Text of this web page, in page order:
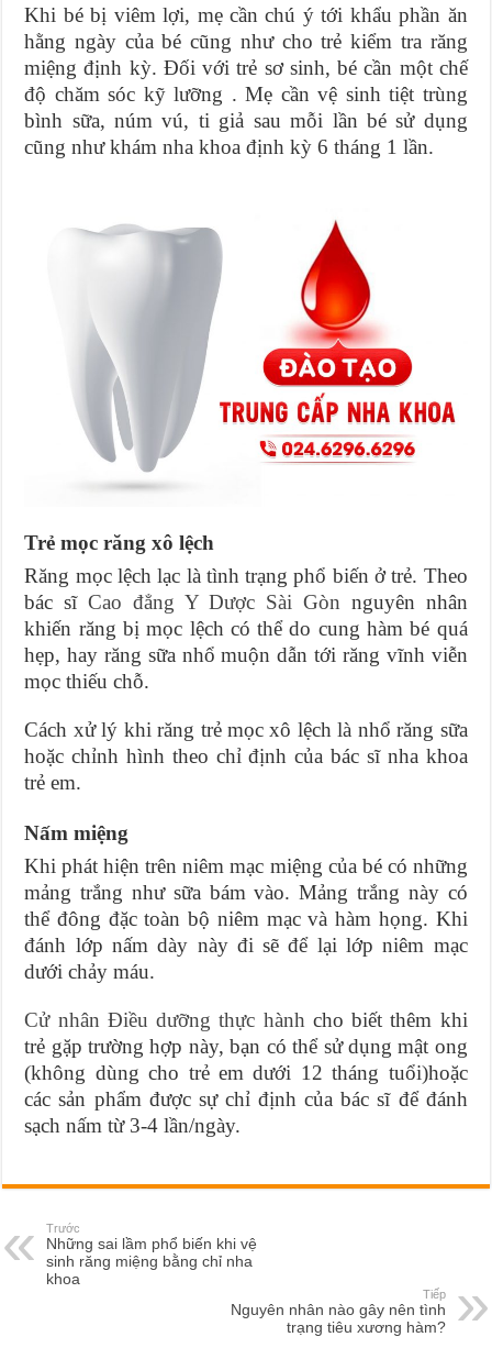
Khi bé bị viêm lợi, mẹ cần chú ý tới khẩu phần ăn
hằng ngày của bé cũng như cho trẻ kiểm tra răng
miệng định kỳ. Đối với trẻ sơ sinh, bé cần một chế
độ chăm sóc kỹ lưỡng . Mẹ cần vệ sinh tiệt trùng
bình sữa, núm vú, ti giả sau mỗi lần bé sử dụng
cũng như khám nha khoa định kỳ 6 tháng 1 lần.
Trẻ mọc răng xô lệch
Răng mọc lệch lạc là tình trạng phổ biến ở trẻ. Theo
bác sĩ Cao đẳng Y Dược Sài Gòn nguyên nhân
khiến răng bị mọc lệch có thể do cung hàm bé quá
hẹp, hay răng sữa nhổ muộn dẫn tới răng vĩnh viễn
mọc thiếu chỗ.
Cách xử lý khi răng trẻ mọc xô lệch là nhổ răng sữa
hoặc chỉnh hình theo chỉ định của bác sĩ nha khoa
trẻ em.
Nấm miệng
Khi phát hiện trên niêm mạc miệng của bé có những
mảng trắng như sữa bám vào. Mảng trắng này có
thể đông đặc toàn bộ niêm mạc và hàm họng. Khi
đánh lớp nấm dày này đi sẽ để lại lớp niêm mạc
dưới chảy máu.
Cử nhân Điều dưỡng thực hành cho biết thêm khi
trẻ gặp trường hợp này, bạn có thể sử dụng mật ong
(không dùng cho trẻ em dưới 12 tháng tuổi)hoặc
các sản phẩm được sự chỉ định của bác sĩ để đánh
sạch nấm từ 3-4 lần/ngày.
Trước
Những sai lầm phổ biến khi vệ
sinh răng miệng bằng chỉ nha
khoa
Tiếp
Nguyên nhân nào gây nên tình
trạng tiêu xương hàm?